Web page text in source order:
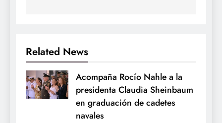
Related News
Acompaña Rocío Nahle a la
presidenta Claudia Sheinbaum
en graduación de cadetes
navales